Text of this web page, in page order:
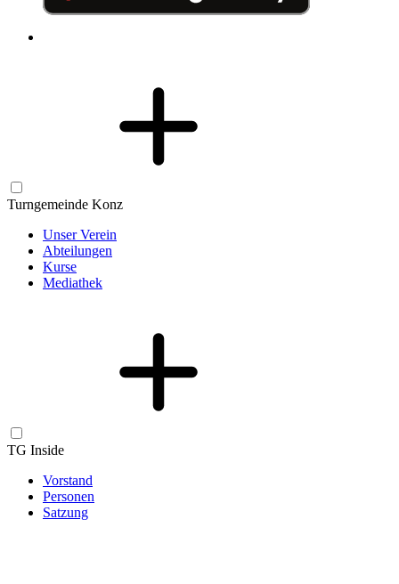
Turngemeinde Konz
Unser Verein
Abteilungen
Kurse
Mediathek
TG Inside
Vorstand
Personen
Satzung